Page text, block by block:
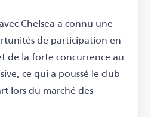
Chelsea a connu une
de participation en
de la forte concurrence au
ce qui a poussé le club
lors du marché des